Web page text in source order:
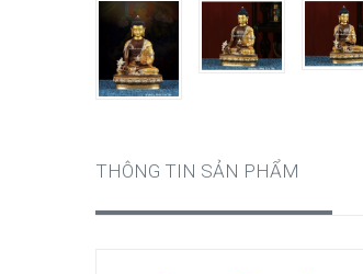
THÔNG TIN SẢN PHẨM